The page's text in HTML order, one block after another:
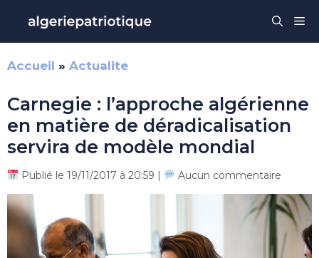
contenu
Accueil » Actualite
Carnegie : l’approche algérienne
en matière de déradicalisation
servira de modèle mondial
Publié le 19/11/2017 à 20:59 | Aucun commentaire